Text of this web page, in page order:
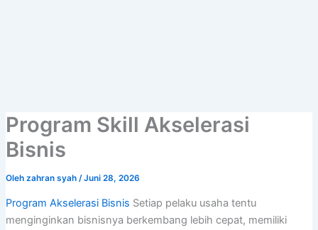
Program Skill Akselerasi
Bisnis
Oleh zahran syah /Juni 28, 2026
Program Akselerasi Bisnis Setiap pelaku usaha tentu
menginginkan bisnisnya berkembang lebih cepat, memiliki